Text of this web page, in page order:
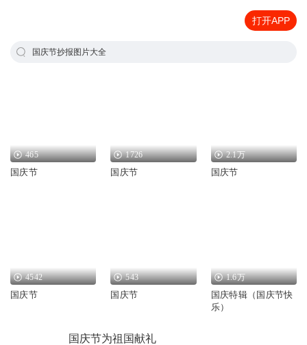
打开APP
国庆节抄报图片大全
465
国庆节
1726
国庆节
2.1万
国庆节
4542
国庆节
543
国庆节
1.6万
国庆特辑（国庆节快
乐）
国庆节为祖国献礼